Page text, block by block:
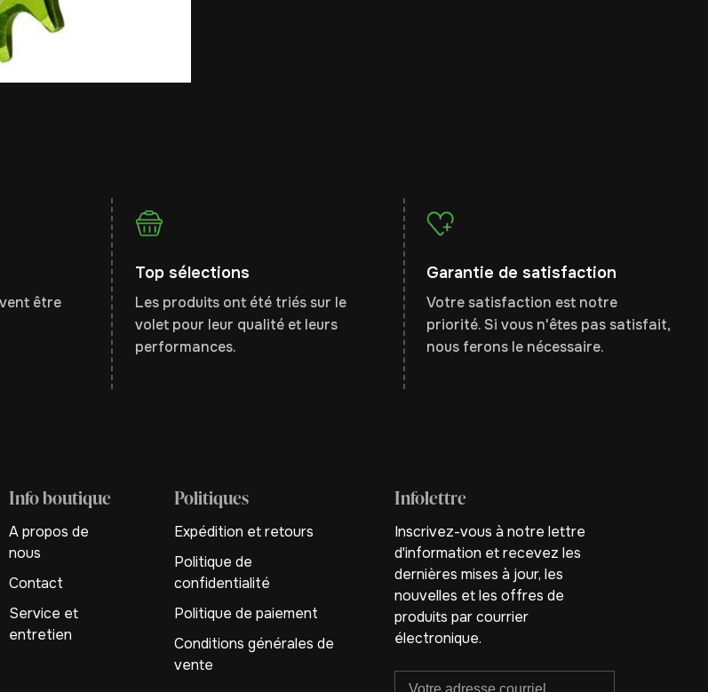
être
Top sélections
Les produits ont été triés sur le
volet pour leur qualité et leurs
performances.
Garantie de satisfaction
Votre satisfaction est notre
priorité. Si vous n'êtes pas satisfait,
nous ferons le nécessaire.
Info boutique
A propos de
nous
Contact
Service et
entretien
Politiques
Expédition et retours
Politique de
confidentialité
Politique de paiement
Conditions générales de
vente
Infolettre
Inscrivez-vous à notre lettre
d'information et recevez les
dernières mises à jour, les
nouvelles et les offres de
produits par courrier
électronique.